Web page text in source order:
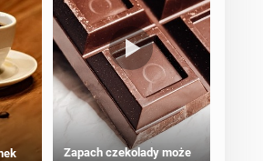
Zapach czekolady może